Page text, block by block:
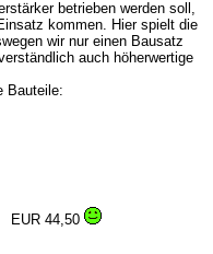
betrieben werden soll,
kommen. Hier spielt die
wir nur einen Bausatz
auch höherwertige
Bauteile:
EUR 44,50